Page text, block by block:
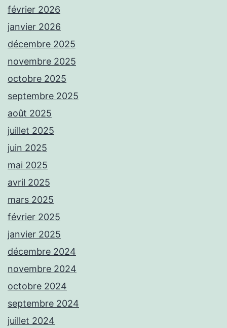
février 2026
janvier 2026
décembre 2025
novembre 2025
octobre 2025
septembre 2025
août 2025
juillet 2025
juin 2025
mai 2025
avril 2025
mars 2025
février 2025
janvier 2025
décembre 2024
novembre 2024
octobre 2024
septembre 2024
juillet 2024